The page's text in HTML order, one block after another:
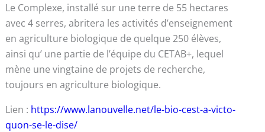
Le Complexe, installé sur une terre de 55 hectares
avec 4 serres, abritera les activités d’enseignement
en agriculture biologique de quelque 250 élèves,
ainsi qu’ une partie de l’équipe du CETAB+, lequel
mène une vingtaine de projets de recherche,
toujours en agriculture biologique.
Lien : https://www.lanouvelle.net/le-bio-cest-a-victo-
quon-se-le-dise/